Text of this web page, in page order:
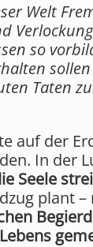
Welt
so
Taten
auf der
In der
Seele
plant